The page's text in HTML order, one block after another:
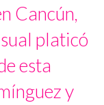
Cancún,
platicó
esta
y